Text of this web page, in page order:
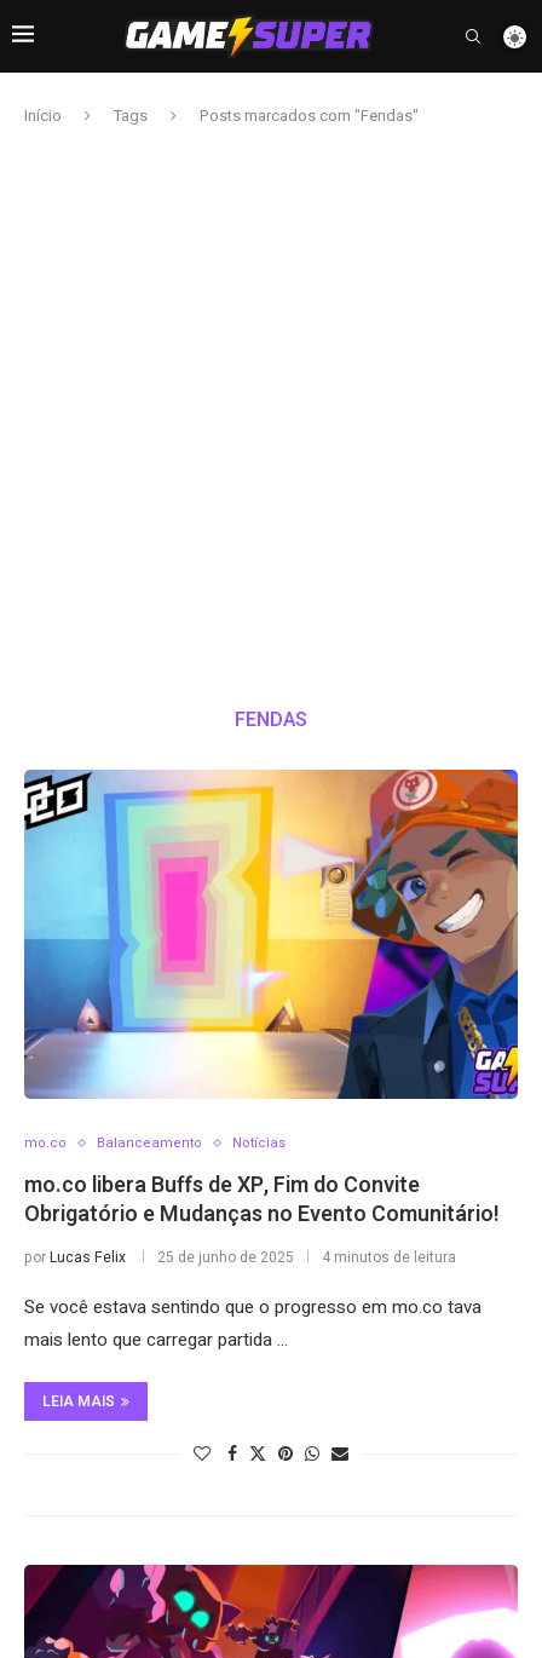
Início Tags Posts marcados com "Fendas"
FENDAS
mo.co Balanceamento Notícias
mo.co libera Buffs de XP, Fim do Convite
Obrigatório e Mudanças no Evento Comunitário!
porLucas Felix 25 de junho de 2025 4 minutos de leitura
Se você estava sentindo que o progresso em mo.co tava
mais lento que carregar partida …
LEIA MAIS